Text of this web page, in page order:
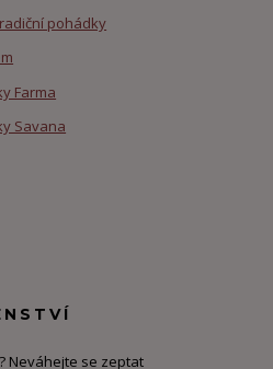
pohádky
Farma
Savana
Neváhejte se zeptat